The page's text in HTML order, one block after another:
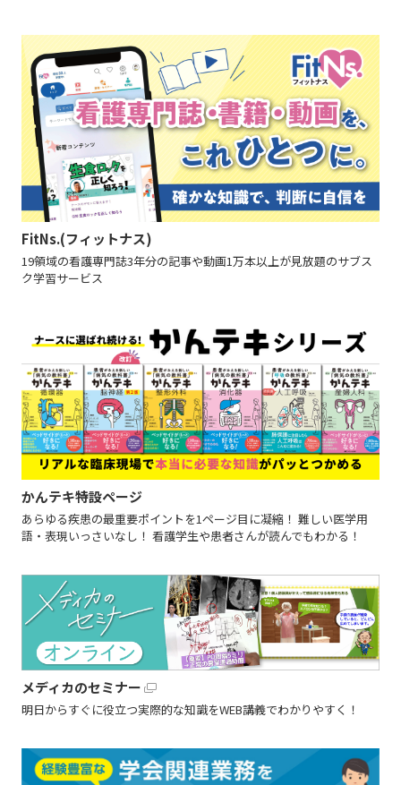
FitNs.(フィットナス)
19領域の看護専門誌3年分の記事や動画1万本以上が見放題のサブス
ク学習サービス
かんテキ特設ページ
あらゆる疾患の最重要ポイントを1ページ目に凝縮！ 難しい医学用
語・表現いっさいなし！ 看護学生や患者さんが読んでもわかる！
メディカのセミナー
明日からすぐに役立つ実際的な知識をWEB講義でわかりやすく！